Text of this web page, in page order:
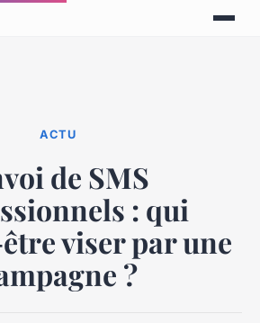
ACTU
de SMS
: qui
viser par une
?